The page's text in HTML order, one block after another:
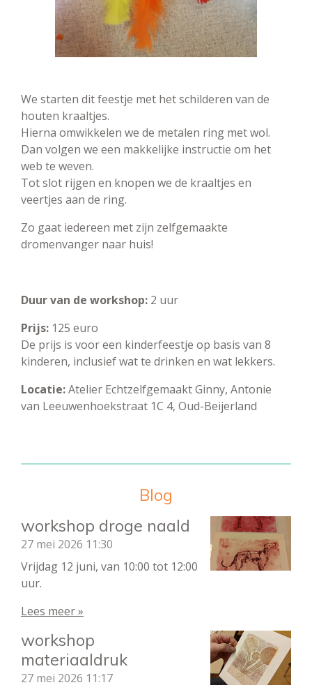
We starten dit feestje met het schilderen van de
houten kraaltjes.
Hierna omwikkelen we de metalen ring met wol.
Dan volgen we een makkelijke instructie om het
web te weven.
Tot slot rijgen en knopen we de kraaltjes en
veertjes aan de ring.
Zo gaat iedereen met zijn zelfgemaakte
dromenvanger naar huis!
Duur van de workshop: 2 uur
Prijs: 125 euro
De prijs is voor een kinderfeestje op basis van 8
kinderen, inclusief wat te drinken en wat lekkers.
Locatie:Atelier Echtzelfgemaakt Ginny, Antonie
van Leeuwenhoekstraat 1C 4, Oud-Beijerland
Blog
workshop droge naald
27 mei 2026 11:30
Vrijdag 12 juni, van 10:00 tot 12:00
uur.
Lees meer »
workshop
materiaaldruk
27 mei 2026 11:17